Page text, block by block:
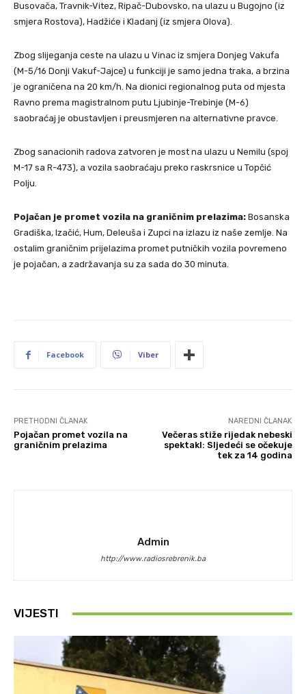
Busovača, Travnik-Vitez, Ripač-Dubovsko, na ulazu u Bugojno (iz
smjera Rostova), Hadžiće i Kladanj (iz smjera Olova).
Zbog slijeganja ceste na ulazu u Vinac iz smjera Donjeg Vakufa
(M-5/16 Donji Vakuf-Jajce) u funkciji je samo jedna traka, a brzina
je ograničena na 20 km/h. Na dionici regionalnog puta od mjesta
Ravno prema magistralnom putu Ljubinje-Trebinje (M-6)
saobraćaj je obustavljen i preusmjeren na alternativne pravce.
Zbog sanacionih radova zatvoren je most na ulazu u Nemilu (spoj
M-17 sa R-473), a vozila saobraćaju preko raskrsnice u Topčić
Polju.
Pojačan je promet vozila na graničnim prelazima: Bosanska
Gradiška, Izačić, Hum, Deleuša i Zupci na izlazu iz naše zemlje. Na
ostalim graničnim prijelazima promet putničkih vozila povremeno
je pojačan, a zadržavanja su za sada do 30 minuta.
Facebook Viber
PRETHODNI ČLANAK
Pojačan promet vozila na
graničnim prelazima
NAREDNI ČLANAK
Večeras stiže rijedak nebeski
spektakl: Sljedeći se očekuje
tek za 14 godina
Admin
http://www.radiosrebrenik.ba
VIJESTI